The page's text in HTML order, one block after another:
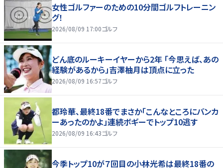
女性ゴルファーのための10分間ゴルフトレーニン
グ！
2026/08/09 17:00ゴルフ
どん底のルーキーイヤーから2年 「今思えば、あの
経験があるから」吉澤柚月は頂点に立った
2026/08/09 16:57ゴルフ
都玲華、最終18番でまさか「こんなところにバンカ
ーあったのかよ」連続ボギーでトップ10逃す
2026/08/09 16:43ゴルフ
今季トップ10が７回目の小林光希は最終18番の